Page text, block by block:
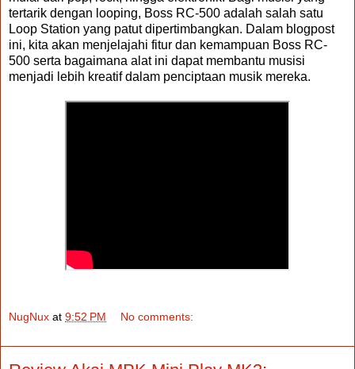
tertarik dengan looping, Boss RC-500 adalah salah satu
Loop Station yang patut dipertimbangkan. Dalam blogpost
ini, kita akan menjelajahi fitur dan kemampuan Boss RC-
500 serta bagaimana alat ini dapat membantu musisi
menjadi lebih kreatif dalam penciptaan musik mereka.
NugNux at 9:52 PM No comments: